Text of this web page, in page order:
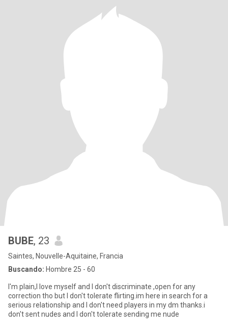
BUBE, 23
Saintes, Nouvelle-Aquitaine, Francia
Buscando: Hombre 25 - 60
I'm plain,I love myself and I don't discriminate ,open for any
correction tho but I don't tolerate flirting.im here in search for a
serious relationship and I don't need players in my dm thanks.i
don't sent nudes and I don't tolerate sending me nude